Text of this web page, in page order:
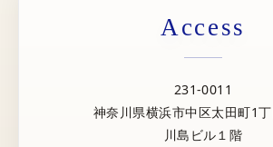
Access
231-0011
神奈川県横浜市中区太田町1
川島ビル１階